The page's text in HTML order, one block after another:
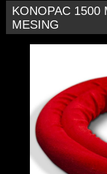
KONOPAC 1500
MESING